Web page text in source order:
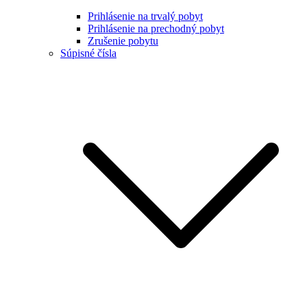
Prihlásenie na trvalý pobyt
Prihlásenie na prechodný pobyt
Zrušenie pobytu
Súpisné čísla